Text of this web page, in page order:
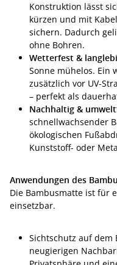
Konstruktion lässt
kürzen und mit
sichern. Dadurch
ohne Bohren.
Wetterfest &
Sonne mühelos. Ein
zusätzlich vor UV-
– perfekt als
Nachhaltig &
schnellwachsender
ökologischen
Kunststoff- oder
Anwendungen des
Die Bambusmatte ist für
einsetzbar.
Sichtschutz auf dem
neugierigen